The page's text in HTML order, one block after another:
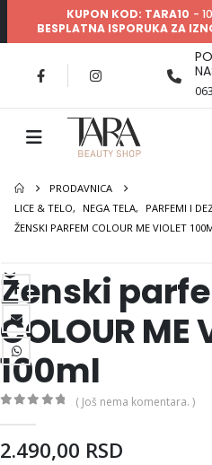
KUPON KOD: TARA10 -
BESPLATNA ISPORUKA ZA
PRODAVNICA
LICE & TELO, NEGA TELA,
PARFEMI I
ŽENSKI PARFEM COLOUR ME VIOLET
Ženski
COLOUR
100ml
( Još nema komentara. )
2.490,00 RSD